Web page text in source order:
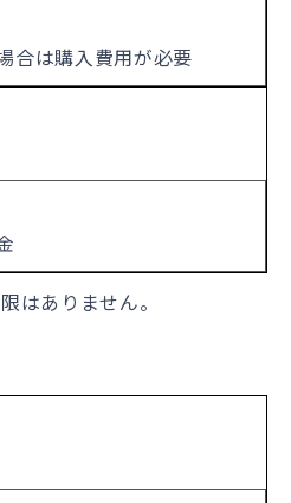
合は購入費用が必要
はありません。